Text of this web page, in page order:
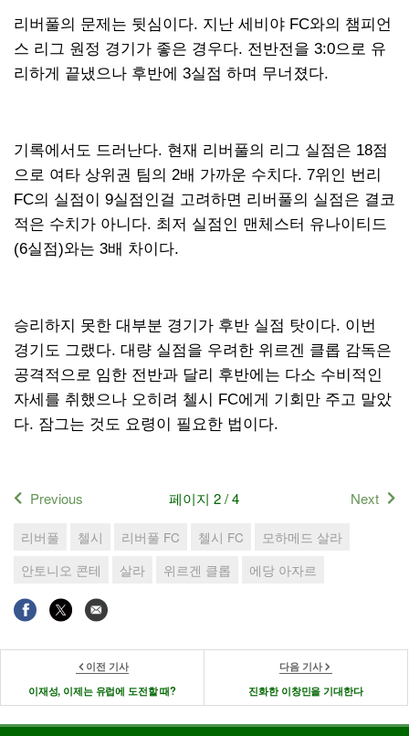
리버풀의 문제는 뒷심이다. 지난 세비야 FC와의 챔피언
스 리그 원정 경기가 좋은 경우다. 전반전을 3:0으로 유
리하게 끝냈으나 후반에 3실점 하며 무너졌다.
기록에서도 드러난다. 현재 리버풀의 리그 실점은 18점
으로 여타 상위권 팀의 2배 가까운 수치다. 7위인 번리
FC의 실점이 9실점인걸 고려하면 리버풀의 실점은 결코
적은 수치가 아니다. 최저 실점인 맨체스터 유나이티드
(6실점)와는 3배 차이다.
승리하지 못한 대부분 경기가 후반 실점 탓이다. 이번
경기도 그랬다. 대량 실점을 우려한 위르겐 클롭 감독은
공격적으로 임한 전반과 달리 후반에는 다소 수비적인
자세를 취했으나 오히려 첼시 FC에게 기회만 주고 말았
다. 잠그는 것도 요령이 필요한 법이다.
Previous 페이지 2 / 4 Next
리버풀 첼시 리버풀 FC 첼시 FC
모하메드 살라
안토니오 콘테
살라 위르겐 클롭 에당 아자르
이전 기사
이재성, 이제는 유럽에 도전할 때?
다음 기사
진화한 이창민을 기대한다